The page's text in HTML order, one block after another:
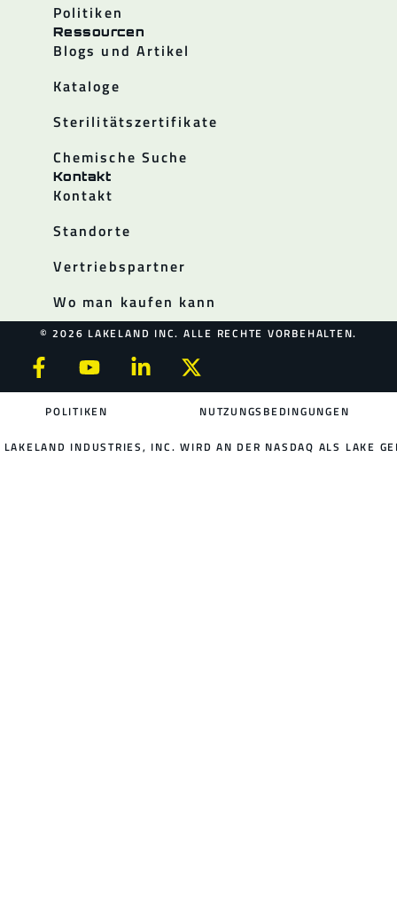
Politiken
Ressourcen
Blogs und Artikel
Kataloge
Sterilitätszertifikate
Chemische Suche
Kontakt
Kontakt
Standorte
Vertriebspartner
Wo man kaufen kann
© 2026 LAKELAND INC. ALLE RECHTE VORBEHALTEN.
POLITIKEN NUTZUNGSBEDINGUNGEN
LAKELAND INDUSTRIES, INC. WIRD AN DER NASDAQ ALS LAKE